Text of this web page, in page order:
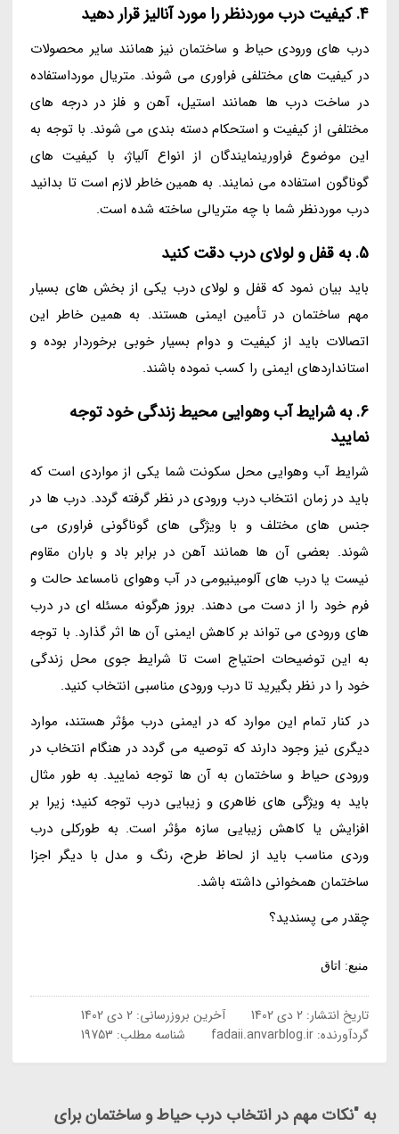
4. کیفیت درب موردنظر را مورد آنالیز قرار دهید
درب های ورودی حیاط و ساختمان نیز همانند سایر محصولات
در کیفیت های مختلفی فراوری می شوند. متریال مورداستفاده
در ساخت درب ها همانند استیل، آهن و فلز در درجه های
مختلفی از کیفیت و استحکام دسته بندی می شوند. با توجه به
این موضوع فراورینمایندگان از انواع آلیاژ، با کیفیت های
گوناگون استفاده می نمایند. به همین خاطر لازم است تا بدانید
درب موردنظر شما با چه متریالی ساخته شده است.
5. به قفل و لولای درب دقت کنید
باید بیان نمود که قفل و لولای درب یکی از بخش های بسیار
مهم ساختمان در تأمین ایمنی هستند. به همین خاطر این
اتصالات باید از کیفیت و دوام بسیار خوبی برخوردار بوده و
استانداردهای ایمنی را کسب نموده باشند.
6. به شرایط آب وهوایی محیط زندگی خود توجه
نمایید
شرایط آب وهوایی محل سکونت شما یکی از مواردی است که
باید در زمان انتخاب درب ورودی در نظر گرفته گردد. درب ها در
جنس های مختلف و با ویژگی های گوناگونی فراوری می
شوند. بعضی آن ها همانند آهن در برابر باد و باران مقاوم
نیست یا درب های آلومینیومی در آب وهوای نامساعد حالت و
فرم خود را از دست می دهند. بروز هرگونه مسئله ای در درب
های ورودی می تواند بر کاهش ایمنی آن ها اثر گذارد. با توجه
به این توضیحات احتیاج است تا شرایط جوی محل زندگی
خود را در نظر بگیرید تا درب ورودی مناسبی انتخاب کنید.
در کنار تمام این موارد که در ایمنی درب مؤثر هستند، موارد
دیگری نیز وجود دارند که توصیه می گردد در هنگام انتخاب در
ورودی حیاط و ساختمان به آن ها توجه نمایید. به طور مثال
باید به ویژگی های ظاهری و زیبایی درب توجه کنید؛ زیرا بر
افزایش یا کاهش زیبایی سازه مؤثر است. به طورکلی درب
وردی مناسب باید از لحاظ طرح، رنگ و مدل با دیگر اجزا
ساختمان همخوانی داشته باشد.
چقدر می پسندید؟
منبع: اتاق
تاریخ انتشار:2 دی 1402 آخرین بروزرسانی:2 دی 1402
گردآورنده:fadaii.anvarblog.ir شناسه مطلب: 19753
به "نکات مهم در انتخاب درب حیاط و ساختمان برای